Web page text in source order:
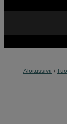
Aloitussivu